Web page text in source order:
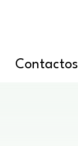
Contactos